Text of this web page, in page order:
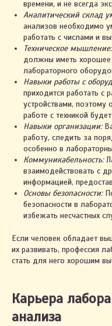
времени, и не всегда
Аналитический склад
анализов необходимо
работать с числами и
Техническое мышление:
должны иметь хорошее
лабораторного
Навыки работы с
приходится работать с
устройствами, поэтому
работе с техникой
Навыки организации:
работу, следить за
особенно в
Коммуникабельность:
взаимодействовать с
информацией,
Основы безопасности:
безопасности в
избежать несчастных
Если человек обладает
их развивать, профессия
стать для него хорошим
Карьера
анализа